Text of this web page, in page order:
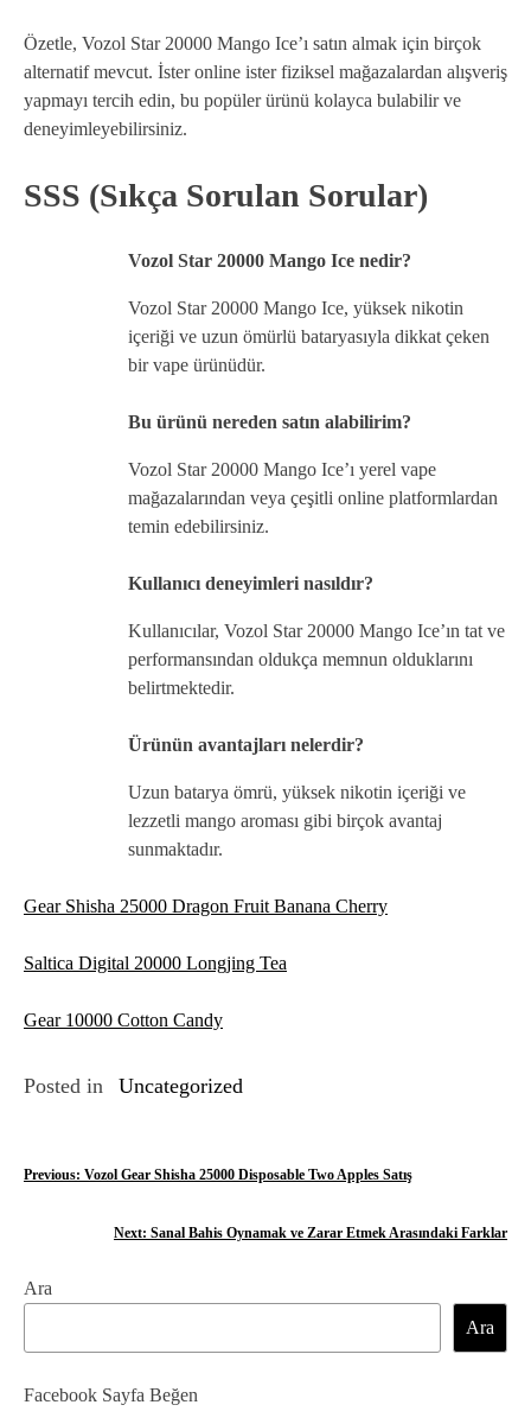
Özetle, Vozol Star 20000 Mango Ice’ı satın almak için birçok
alternatif mevcut. İster online ister fiziksel mağazalardan alışveriş
yapmayı tercih edin, bu popüler ürünü kolayca bulabilir ve
deneyimleyebilirsiniz.
SSS (Sıkça Sorulan Sorular)
Vozol Star 20000 Mango Ice nedir?
Vozol Star 20000 Mango Ice, yüksek nikotin
içeriği ve uzun ömürlü bataryasıyla dikkat çeken
bir vape ürünüdür.
Bu ürünü nereden satın alabilirim?
Vozol Star 20000 Mango Ice’ı yerel vape
mağazalarından veya çeşitli online platformlardan
temin edebilirsiniz.
Kullanıcı deneyimleri nasıldır?
Kullanıcılar, Vozol Star 20000 Mango Ice’ın tat ve
performansından oldukça memnun olduklarını
belirtmektedir.
Ürünün avantajları nelerdir?
Uzun batarya ömrü, yüksek nikotin içeriği ve
lezzetli mango aroması gibi birçok avantaj
sunmaktadır.
Gear Shisha 25000 Dragon Fruit Banana Cherry
Saltica Digital 20000 Longjing Tea
Gear 10000 Cotton Candy
Posted in Uncategorized
Y
ı
g
e
Previous: Vozol Gear Shisha 25000 Disposable Two Apples Satış
Next: Sanal Bahis Oynamak ve Zarar Etmek Arasındaki Farklar
Ara
Ara
Facebook Sayfa Beğen